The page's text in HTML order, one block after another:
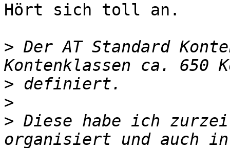
Hört sich toll an.
> Der AT Standard
>
>
> Diese habe ich